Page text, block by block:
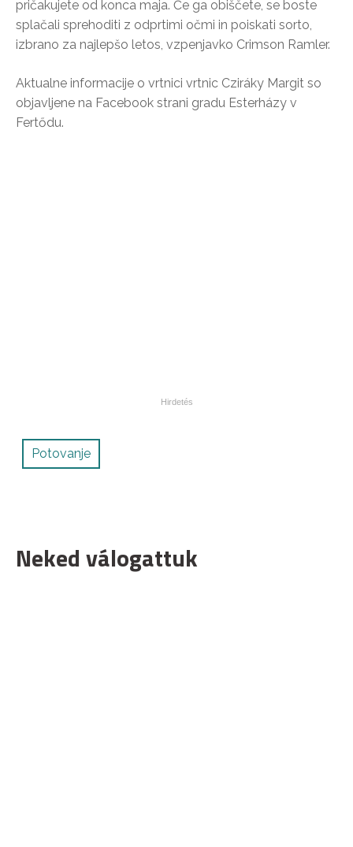
pričakujete od konca maja. Če ga obiščete, se boste
splačali sprehoditi z odprtimi očmi in poiskati sorto,
izbrano za najlepšo letos, vzpenjavko Crimson Ramler.
Aktualne informacije o vrtnici vrtnic Cziráky Margit so
objavljene na Facebook strani gradu Esterházy v
Fertődu.
Potovanje
Neked válogattuk